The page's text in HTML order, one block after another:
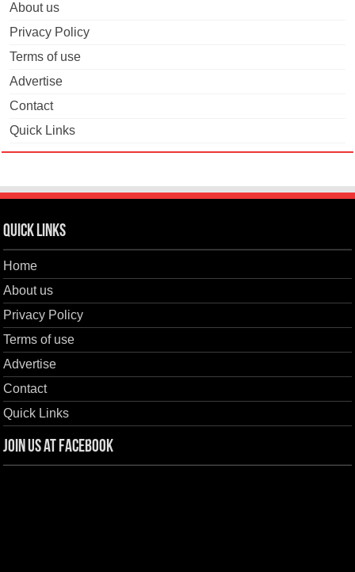
About us
Privacy Policy
Terms of use
Advertise
Contact
Quick Links
Quick Links
Home
About us
Privacy Policy
Terms of use
Advertise
Contact
Quick Links
Join us at Facebook